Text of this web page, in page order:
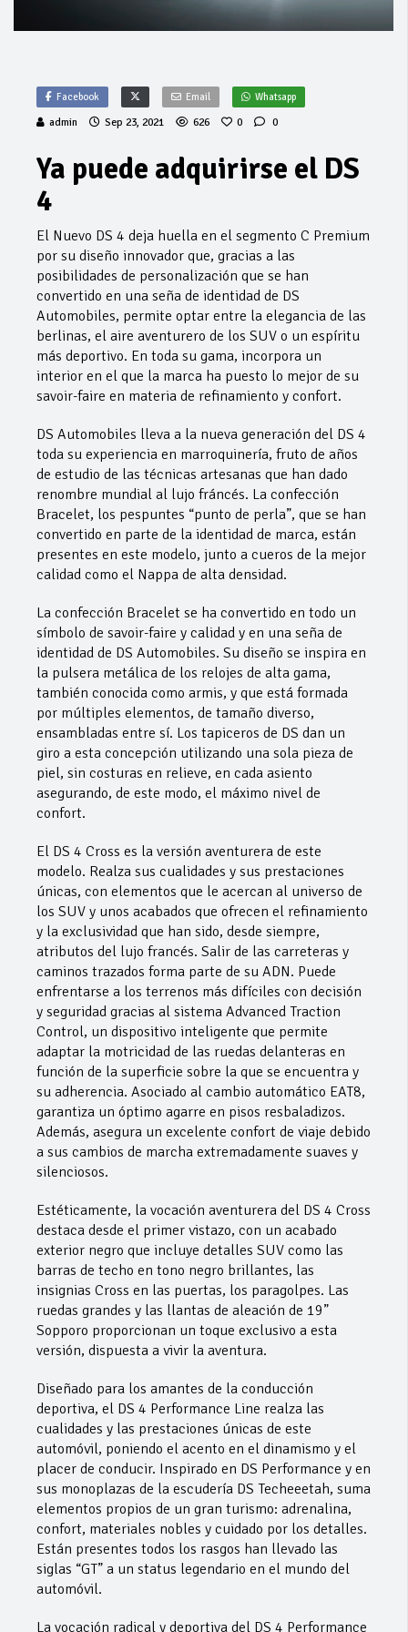
Facebook Email Whatsapp
admin Sep 23, 2021 626 0 0
Ya puede adquirirse el DS
4
El Nuevo DS 4 deja huella en el segmento C Premium
por su diseño innovador que, gracias a las
posibilidades de personalización que se han
convertido en una seña de identidad de DS
Automobiles, permite optar entre la elegancia de las
berlinas, el aire aventurero de los SUV o un espíritu
más deportivo. En toda su gama, incorpora un
interior en el que la marca ha puesto lo mejor de su
savoir-faire en materia de refinamiento y confort.
DS Automobiles lleva a la nueva generación del DS 4
toda su experiencia en marroquinería, fruto de años
de estudio de las técnicas artesanas que han dado
renombre mundial al lujo fráncés. La confección
Bracelet, los pespuntes “punto de perla”, que se han
convertido en parte de la identidad de marca, están
presentes en este modelo, junto a cueros de la mejor
calidad como el Nappa de alta densidad.
La confección Bracelet se ha convertido en todo un
símbolo de savoir-faire y calidad y en una seña de
identidad de DS Automobiles. Su diseño se inspira en
la pulsera metálica de los relojes de alta gama,
también conocida como armis, y que está formada
por múltiples elementos, de tamaño diverso,
ensambladas entre sí. Los tapiceros de DS dan un
giro a esta concepción utilizando una sola pieza de
piel, sin costuras en relieve, en cada asiento
asegurando, de este modo, el máximo nivel de
confort.
El DS 4 Cross es la versión aventurera de este
modelo. Realza sus cualidades y sus prestaciones
únicas, con elementos que le acercan al universo de
los SUV y unos acabados que ofrecen el refinamiento
y la exclusividad que han sido, desde siempre,
atributos del lujo francés. Salir de las carreteras y
caminos trazados forma parte de su ADN. Puede
enfrentarse a los terrenos más difíciles con decisión
y seguridad gracias al sistema Advanced Traction
Control, un dispositivo inteligente que permite
adaptar la motricidad de las ruedas delanteras en
función de la superficie sobre la que se encuentra y
su adherencia. Asociado al cambio automático EAT8,
garantiza un óptimo agarre en pisos resbaladizos.
Además, asegura un excelente confort de viaje debido
a sus cambios de marcha extremadamente suaves y
silenciosos.
Estéticamente, la vocación aventurera del DS 4 Cross
destaca desde el primer vistazo, con un acabado
exterior negro que incluye detalles SUV como las
barras de techo en tono negro brillantes, las
insignias Cross en las puertas, los paragolpes. Las
ruedas grandes y las llantas de aleación de 19”
Sopporo proporcionan un toque exclusivo a esta
versión, dispuesta a vivir la aventura.
Diseñado para los amantes de la conducción
deportiva, el DS 4 Performance Line realza las
cualidades y las prestaciones únicas de este
automóvil, poniendo el acento en el dinamismo y el
placer de conducir. Inspirado en DS Performance y en
sus monoplazas de la escudería DS Techeeetah, suma
elementos propios de un gran turismo: adrenalina,
confort, materiales nobles y cuidado por los detalles.
Están presentes todos los rasgos han llevado las
siglas “GT” a un status legendario en el mundo del
automóvil.
La vocación radical y deportiva del DS 4 Performance